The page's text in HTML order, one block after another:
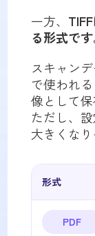
一方、
る形式です
スキャン
で使われ
像として
ただし、
大きくな
形式
PDF